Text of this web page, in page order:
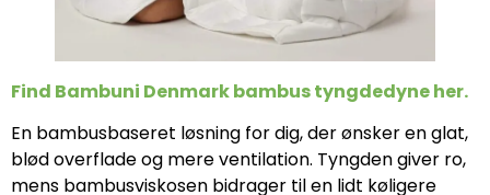
Find Bambuni Denmark bambus tyngdedyne her.
En bambusbaseret løsning for dig, der ønsker en glat,
blød overflade og mere ventilation. Tyngden giver ro,
mens bambusviskosen bidrager til en lidt køligere